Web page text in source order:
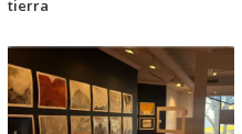
tierra